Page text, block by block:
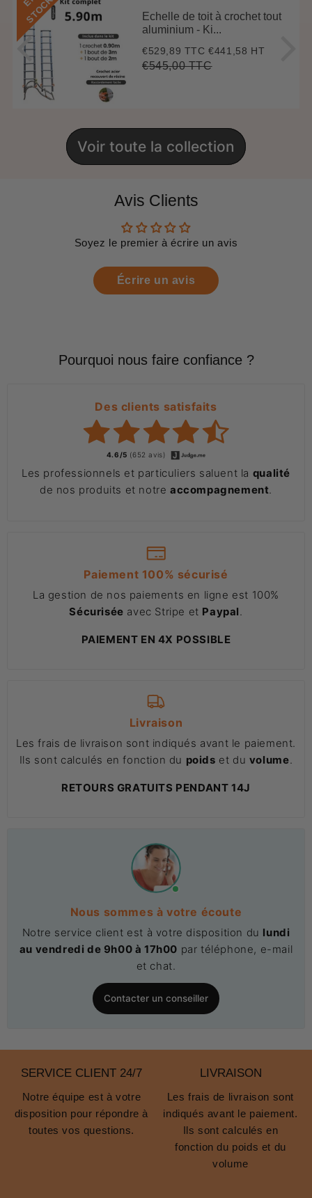
K
Echelle de toit à crochet tout
aluminium - Ki...
Prix
réduit
€529,89 TTC€529,89
€441,58 HT
Prix
€545,00 TTC€545,00
Voir toute la collection
Avis Clients
Soyez le premier à écrire un avis
Écrire un avis
Pourquoi nous faire confiance ?
Des clients satisfaits
4.6/5 (652 avis)
Les professionnels et particuliers saluent la qualité
de nos produits et notre accompagnement.
Paiement 100% sécurisé
La gestion de nos paiements en ligne est 100%
Sécurisée avec Stripe et Paypal.
PAIEMENT EN 4X POSSIBLE
Livraison
Les frais de livraison sont indiqués avant le paiement.
Ils sont calculés en fonction du poids et du volume.
RETOURS GRATUITS PENDANT 14J
Nous sommes à votre écoute
Notre service client est à votre disposition du lundi
au vendredi de 9h00 à 17h00 par téléphone, e-mail
et chat.
Contacter un conseiller
SERVICE CLIENT 24/7
Notre équipe est à votre
disposition pour répondre à
toutes vos questions.
LIVRAISON
Les frais de livraison sont
indiqués avant le paiement.
Ils sont calculés en
fonction du poids et du
volume